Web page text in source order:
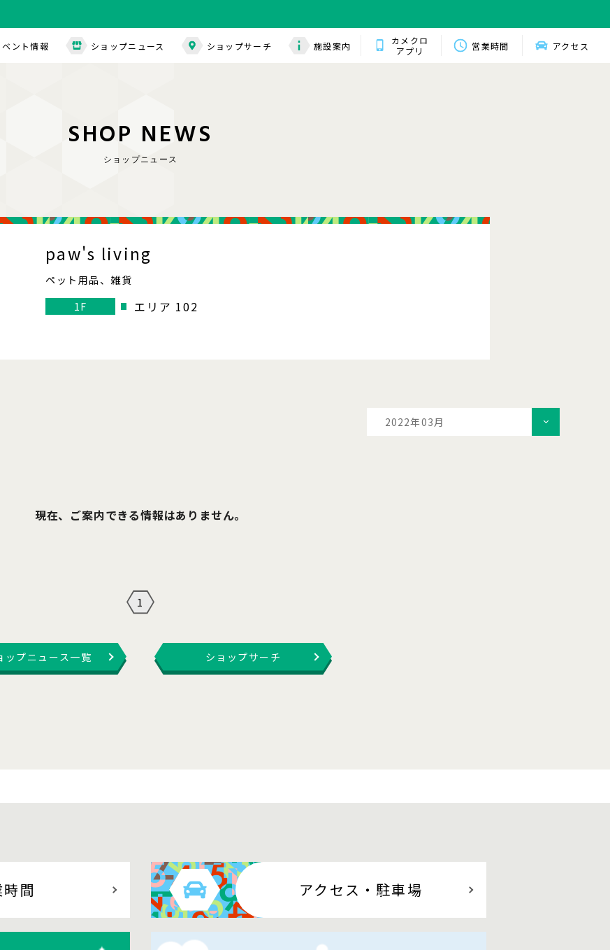
ベント情報 ショップニュース ショップサーチ 施設案内
カメクロ
アプリ
営業時間 アクセス
SHOP NEWS
ショップニュース
paw's living
ペット用品、雑貨
1F
エリア 102
2022年03月
現在、ご案内できる情報はありません。
1
ップニュース一覧 ショップサーチ
間 アクセス ・駐車場